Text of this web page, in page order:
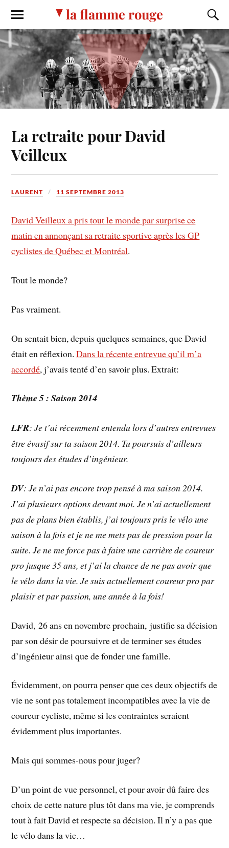
la flamme rouge
La retraite pour David
Veilleux
LAURENT 11 SEPTEMBRE 2013
David Veilleux a pris tout le monde par surprise ce
matin en annonçant sa retraite sportive après les GP
cyclistes de Québec et Montréal.
Tout le monde?
Pas vraiment.
On sentait bien, depuis quelques semaines, que David
était en réflexion.Dans la récente entrevue qu’il m’a
accordé, j’avais tenté d’en savoir plus. Extrait:
Thème 5 : Saison 2014
LFR: Je t’ai récemment entendu lors d’autres entrevues
être évasif sur ta saison 2014. Tu poursuis d’ailleurs
toujours des études d’ingénieur.
DV: Je n’ai pas encore trop pensé à ma saison 2014.
J’ai plusieurs options devant moi. Je n’ai actuellement
pas de plans bien établis, j’ai toujours pris le vélo une
saison à la fois et je ne me mets pas de pression pour la
suite. Je ne me force pas à faire une carrière de coureur
pro jusque 35 ans, et j’ai la chance de ne pas avoir que
le vélo dans la vie. Je suis actuellement coureur pro par
plaisir et par passion, une année à la fois!
David, 26 ans en novembre prochain, justifie sa décision
par son désir de poursuivre et de terminer ses études
d’ingénieur ainsi que de fonder une famille.
Évidemment, on pourra penser que ces deux objectifs de
vie ne sont pas totalement incompatibles avec la vie de
coureur cycliste, même si les contraintes seraient
évidemment plus importantes.
Mais qui sommes-nous pour juger?
D’un point de vue personnel, et pour avoir dû faire des
choix de cette nature plus tôt dans ma vie, je comprends
tout à fait David et respecte sa décision. Il n’y a pas que
le vélo dans la vie…